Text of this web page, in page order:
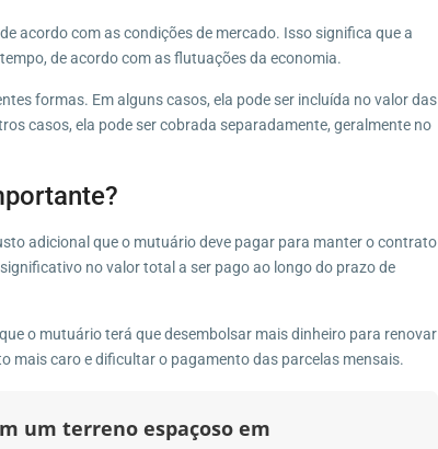
acordo com as condições de mercado. Isso significa que a
de acordo com as flutuações da economia.
formas. Em alguns casos, ela pode ser incluída no valor das
casos, ela pode ser cobrada separadamente, geralmente no
adicional que o mutuário deve pagar para manter o contrato
no valor total a ser pago ao longo do prazo de
o mutuário terá que desembolsar mais dinheiro para renovar
caro e dificultar o pagamento das parcelas mensais.
um terreno espaçoso em